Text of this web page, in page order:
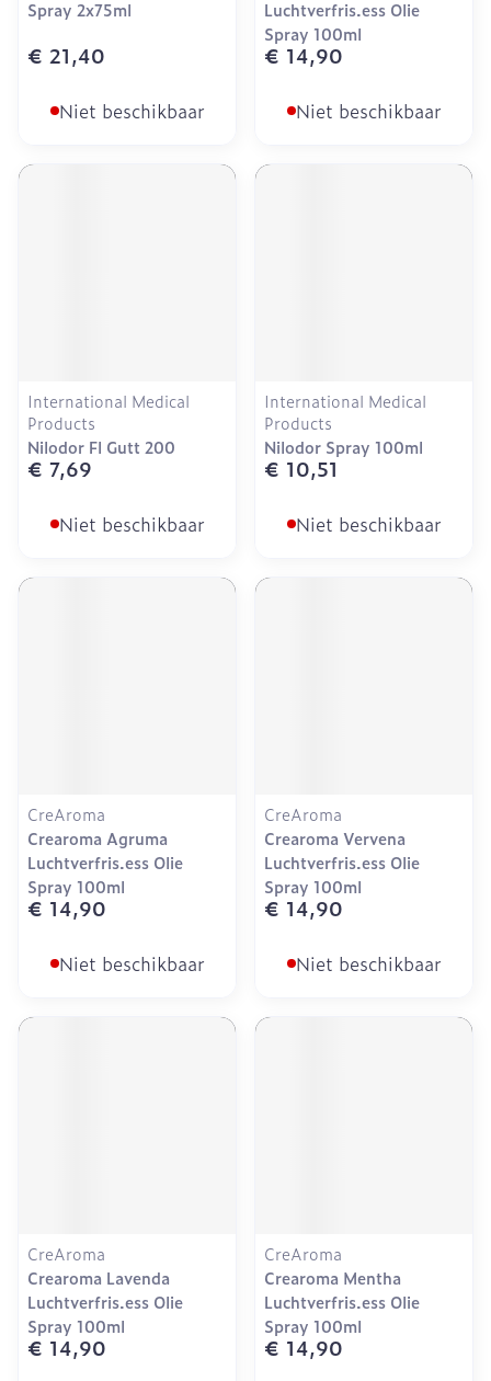
Spray 2x75ml
€ 21,40
Niet beschikbaar
Luchtverfris.ess Olie
Spray 100ml
€ 14,90
Niet beschikbaar
International Medical
Products
Nilodor Fl Gutt 200
€ 7,69
Niet beschikbaar
International Medical
Products
Nilodor Spray 100ml
€ 10,51
Niet beschikbaar
CreAroma
Crearoma Agruma
Luchtverfris.ess Olie
Spray 100ml
€ 14,90
Niet beschikbaar
CreAroma
Crearoma Vervena
Luchtverfris.ess Olie
Spray 100ml
€ 14,90
Niet beschikbaar
CreAroma
Crearoma Lavenda
Luchtverfris.ess Olie
Spray 100ml
€ 14,90
CreAroma
Crearoma Mentha
Luchtverfris.ess Olie
Spray 100ml
€ 14,90